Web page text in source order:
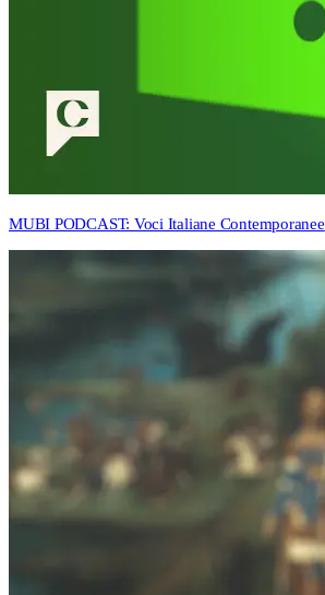
MUBI PODCAST: Voci Italiane Contemporanee